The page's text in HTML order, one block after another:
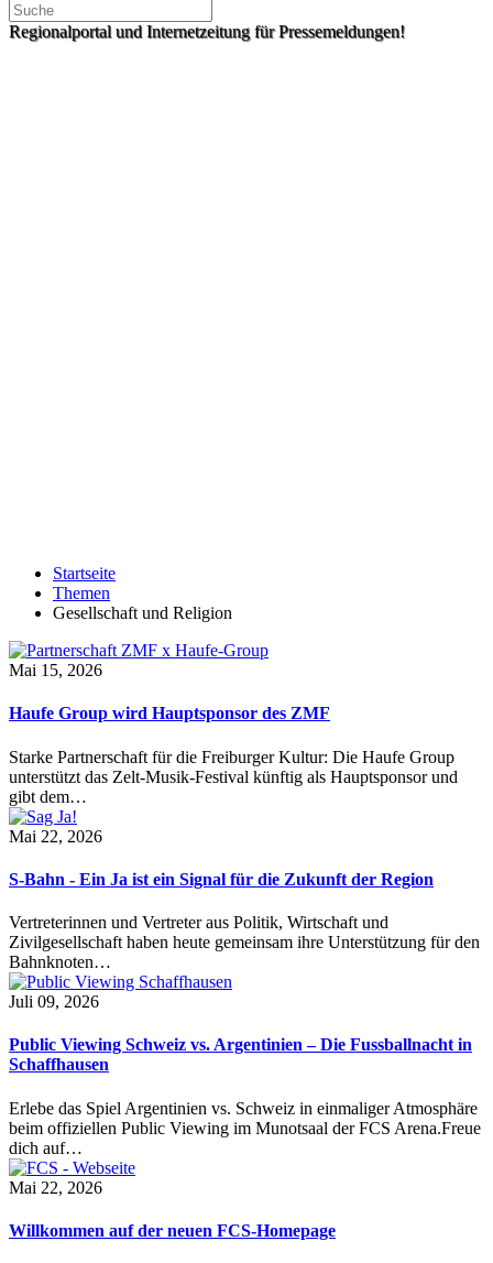
Regionalportal und Internetzeitung für Pressemeldungen!
Startseite
Themen
Gesellschaft und Religion
Mai 15, 2026
Haufe Group wird Hauptsponsor des ZMF
Starke Partnerschaft für die Freiburger Kultur: Die Haufe Group
unterstützt das Zelt-Musik-Festival künftig als Hauptsponsor und
gibt dem…
Mai 22, 2026
S-Bahn - Ein Ja ist ein Signal für die Zukunft der Region
Vertreterinnen und Vertreter aus Politik, Wirtschaft und
Zivilgesellschaft haben heute gemeinsam ihre Unterstützung für den
Bahnknoten…
Juli 09, 2026
Public Viewing Schweiz vs. Argentinien – Die Fussballnacht in
Schaffhausen
Erlebe das Spiel Argentinien vs. Schweiz in einmaliger Atmosphäre
beim offiziellen Public Viewing im Munotsaal der FCS Arena.Freue
dich auf…
Mai 22, 2026
Willkommen auf der neuen FCS-Homepage